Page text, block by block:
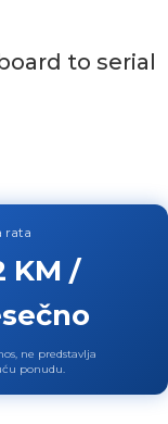
to serial
rata
KM /
ne predstavlja
ponudu.